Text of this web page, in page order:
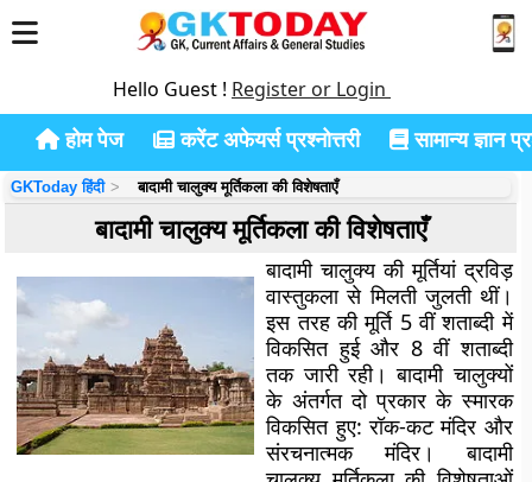
Hello Guest ! Register or Login
होम पेज करेंट अफेयर्स प्रश्नोत्तरी सामान्य ज्ञान
GKToday हिंदी बादामी चालुक्य मूर्तिकला की विशेषताएँ
बादामी चालुक्य मूर्तिकला की विशेषताएँ
बादामी चालुक्य की मूर्तियां द्रविड़
वास्तुकला से मिलती जुलती थीं।
इस तरह की मूर्ति 5 वीं शताब्दी में
विकसित हुई और 8 वीं शताब्दी
तक जारी रही। बादामी चालुक्यों
के अंतर्गत दो प्रकार के स्मारक
विकसित हुए: रॉक-कट मंदिर और
संरचनात्मक मंदिर। बादामी